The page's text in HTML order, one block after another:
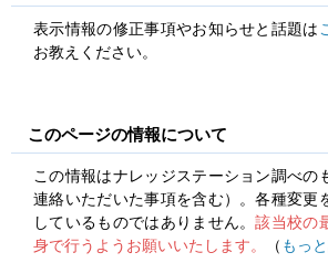
表示情報の修正事項やお知らせと話題は
お教えください。
このページの情報について
この情報はナレッジステーション調べの
連絡いただいた事項を含む）。各種変更
しているものではありません。該当校の
身で行うようお願いいたします。
（ もっ